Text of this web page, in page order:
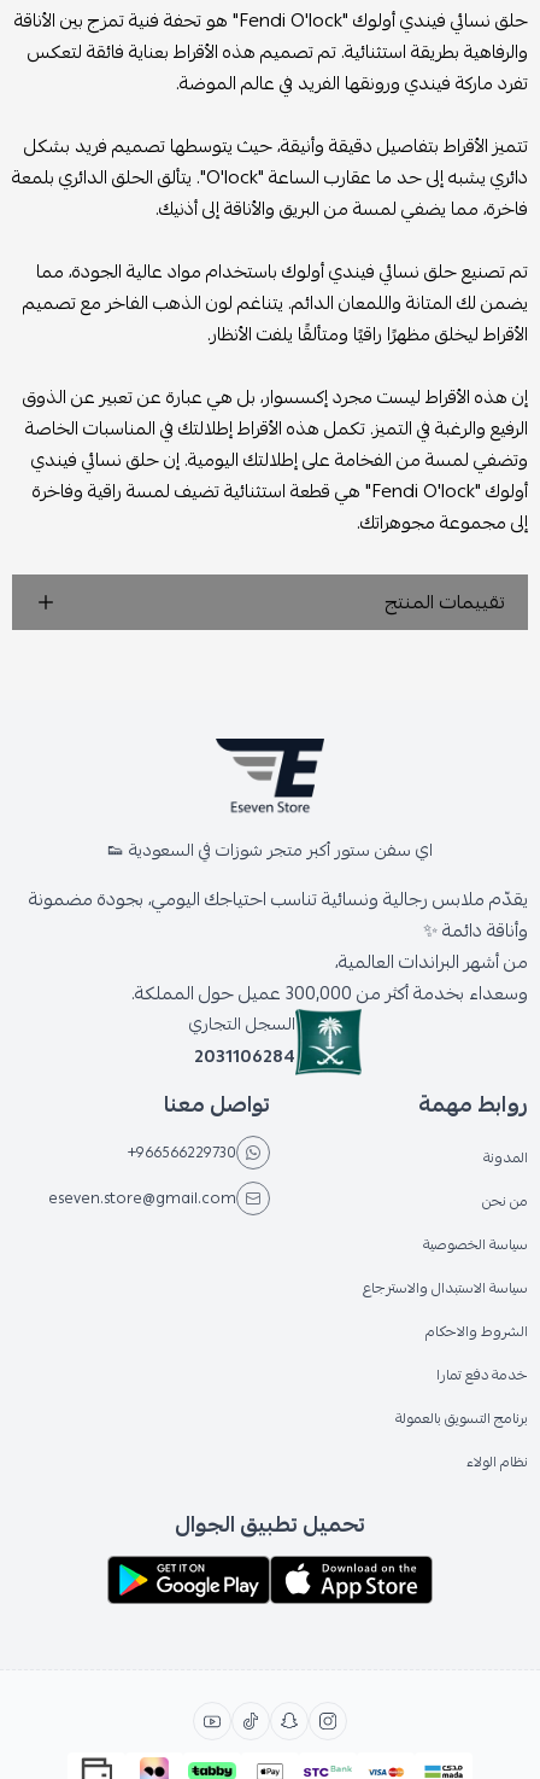
حلق نسائي فيندي أولوك "Fendi O'lock" هو تحفة فنية تمزج بين الأناقة
والرفاهية بطريقة استثنائية. تم تصميم هذه الأقراط بعناية فائقة لتعكس
تفرد ماركة فيندي ورونقها الفريد في عالم الموضة.
تتميز الأقراط بتفاصيل دقيقة وأنيقة، حيث يتوسطها تصميم فريد بشكل
دائري يشبه إلى حد ما عقارب الساعة "O'lock". يتألق الحلق الدائري بلمعة
فاخرة، مما يضفي لمسة من البريق والأناقة إلى أذنيك.
تم تصنيع حلق نسائي فيندي أولوك باستخدام مواد عالية الجودة، مما
يضمن لك المتانة واللمعان الدائم. يتناغم لون الذهب الفاخر مع تصميم
الأقراط ليخلق مظهرًا راقيًا ومتألقًا يلفت الأنظار.
إن هذه الأقراط ليست مجرد إكسسوار، بل هي عبارة عن تعبير عن الذوق
الرفيع والرغبة في التميز. تكمل هذه الأقراط إطلالتك في المناسبات الخاصة
وتضفي لمسة من الفخامة على إطلالتك اليومية. إن حلق نسائي فيندي
أولوك "Fendi O'lock" هي قطعة استثنائية تضيف لمسة راقية وفاخرة
إلى مجموعة مجوهراتك.
تقييمات المنتج
اي سفن ستور أكبر متجر شوزات في السعودية 👟
يقدّم ملابس رجالية ونسائية تناسب احتياجك اليومي، بجودة مضمونة
وأناقة دائمة ✨
من أشهر البراندات العالمية،
وسعداء بخدمة أكثر من 300,000 عميل حول المملكة.
السجل التجاري
2031106284
روابط مهمة
المدونة
من نحن
سياسة الخصوصية
سياسة الاستبدال والاسترجاع
الشروط والاحكام
خدمة دفع تمارا
برنامج التسويق بالعمولة
نظام الولاء
تواصل معنا
+966566229730
eseven.store@gmail.com
تحميل تطبيق الجوال